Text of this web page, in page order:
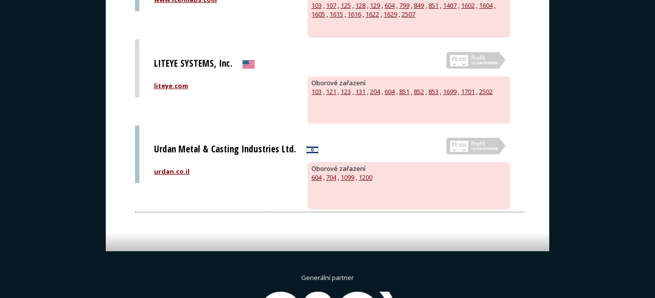
103 , 107 , 125 , 128 , 129 , 604,799 , 849 , 851 , 1407 , 1602 , 1604,
1605 , 1615 , 1616 , 1622 , 1629 ,2507
LITEYE SYSTEMS, Inc.
Oborové zařazení
103 , 121 , 123 , 131 ,204, 604, 851 , 852 , 853 , 1699 , 1701 ,2502
liteye.com
Urdan Metal & Casting Industries Ltd.
Oborové zařazení
604,704, 1099 , 1200
urdan.co.il
Generální partner